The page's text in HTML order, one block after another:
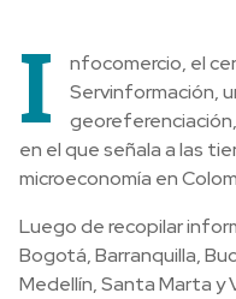
I
nfocomercio, el
Servinformación,
en el que señala a las
microeconomía en
Luego de recopilar
Bogotá, Barranquilla,
Medellín, Santa Marta y